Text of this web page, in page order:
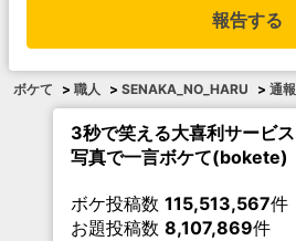
報告する
ボケて > 職人 > SENAKA_NO_HARU > 通報
3秒で笑える大喜利サービス
写真で一言ボケて(bokete)
ボケ投稿数 115,513,567件
お題投稿数 8,107,869件